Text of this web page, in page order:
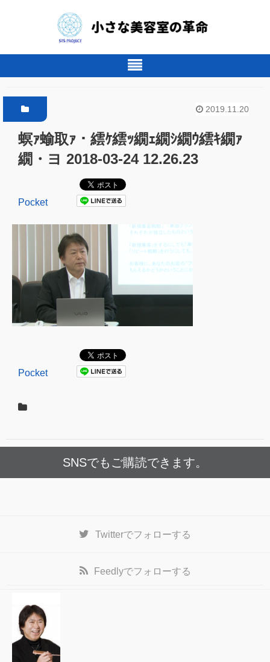
2019.11.20
螟ｧ蝓取ｧ・繧ｹ繧ｯ繝ｪ繝ｼ繝ｳ繧ｷ繝ｧ
繝・ヨ 2018-03-24 12.26.23
Pocket
Pocket
SNSでもご購読できます。
Twitterでフォローする
Feedlyでフォローする